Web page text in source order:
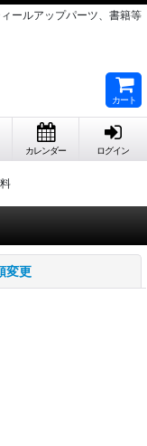
ールアップパーツ、書籍等
カート
カレンダー ログイン
変更